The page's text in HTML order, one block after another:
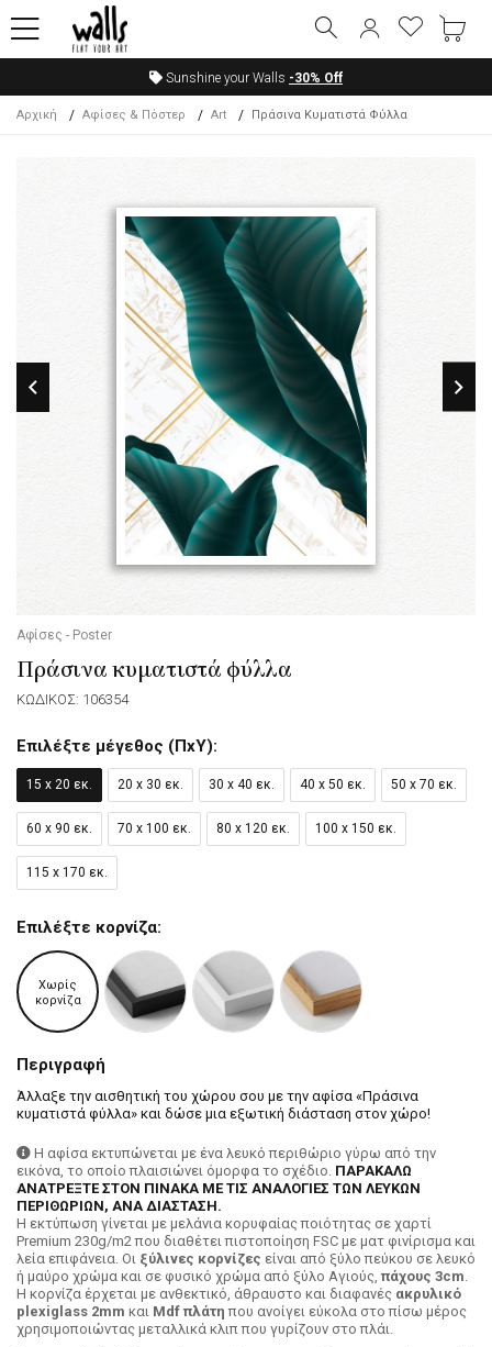
Sunshine your Walls -30% Off
Αρχική Αφίσες & Πόστερ Art Πράσινα Κυματιστά Φύλλα
Αφίσες - Poster
Πράσινα κυματιστά φύλλα
ΚΩΔΙΚΟΣ: 106354
Επιλέξτε μέγεθος (ΠxΥ):
15 x 20 εκ. 20 x 30 εκ. 30 x 40 εκ. 40 x 50 εκ. 50 x 70 εκ.
60 x 90 εκ. 70 x 100 εκ. 80 x 120 εκ. 100 x 150 εκ.
115 x 170 εκ.
Επιλέξτε κορνίζα:
Χωρίς
κορνίζα
Περιγραφή
Άλλαξε την αισθητική του χώρου σου με την αφίσα «Πράσινα
κυματιστά φύλλα» και δώσε μια εξωτική διάσταση στον χώρο!
Η αφίσα εκτυπώνεται με ένα λευκό περιθώριο γύρω από την
εικόνα, το οποίο πλαισιώνει όμορφα το σχέδιο. ΠΑΡΑΚΑΛΩ
ΑΝΑΤΡΕΞΤΕ ΣΤΟΝ ΠΙΝΑΚΑ ΜΕ ΤΙΣ ΑΝΑΛΟΓΙΕΣ ΤΩΝ ΛΕΥΚΩΝ
ΠΕΡΙΘΩΡΙΩΝ, ΑΝΑ ΔΙΑΣΤΑΣΗ.
H εκτύπωση γίνεται με μελάνια κορυφαίας ποιότητας σε χαρτί
Premium 230g/m2 που διαθέτει πιστοποίηση FSC με ματ φινίρισμα και
λεία επιφάνεια. Οι ξύλινες κορνίζες είναι από ξύλο πεύκου σε λευκό
ή μαύρο χρώμα και σε φυσικό χρώμα από ξύλο Αγιούς, πάχους 3cm.
Η κορνίζα έρχεται με ανθεκτικό, άθραυστο και διαφανές ακρυλικό
plexiglass 2mm και Mdf πλάτη που ανοίγει εύκολα στο πίσω μέρος
χρησιμοποιώντας μεταλλικά κλιπ που γυρίζουν στο πλάι.